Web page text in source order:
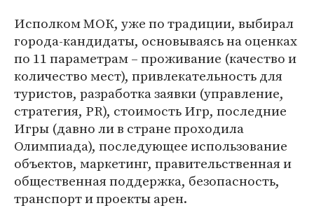
Исполком МОК, уже по традиции, выбирал
города-кандидаты, основываясь на оценках
по 11 параметрам – проживание (качество и
количество мест), привлекательность для
туристов, разработка заявки (управление,
стратегия, PR), стоимость Игр, последние
Игры (давно ли в стране проходила
Олимпиада), последующее использование
объектов, маркетинг, правительственная и
общественная поддержка, безопасность,
транспорт и проекты арен.